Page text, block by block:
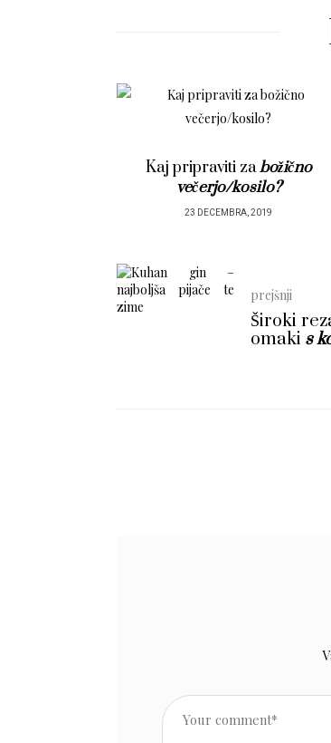
Veganski tatarski biftek
popečenim toastom
22 DECEMBRA, 2019
prejšnji
Široki
omaki s